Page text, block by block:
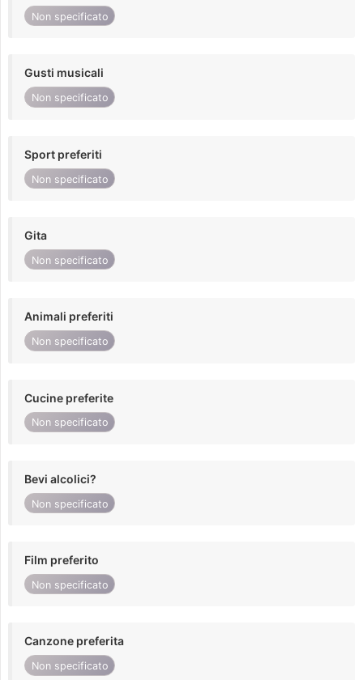
Non specificato
Gusti musicali
Non specificato
Sport preferiti
Non specificato
Gita
Non specificato
Animali preferiti
Non specificato
Cucine preferite
Non specificato
Bevi alcolici?
Non specificato
Film preferito
Non specificato
Canzone preferita
Non specificato